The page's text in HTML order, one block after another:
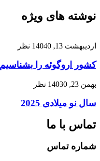
نوشته های ویژه
اردیبهشت 13, 1404 0 نظر
کشور اروگوئه را بشناسیم
بهمن 23, 1403 0 نظر
سال نو میلادی 2025
تماس با ما
شماره تماس